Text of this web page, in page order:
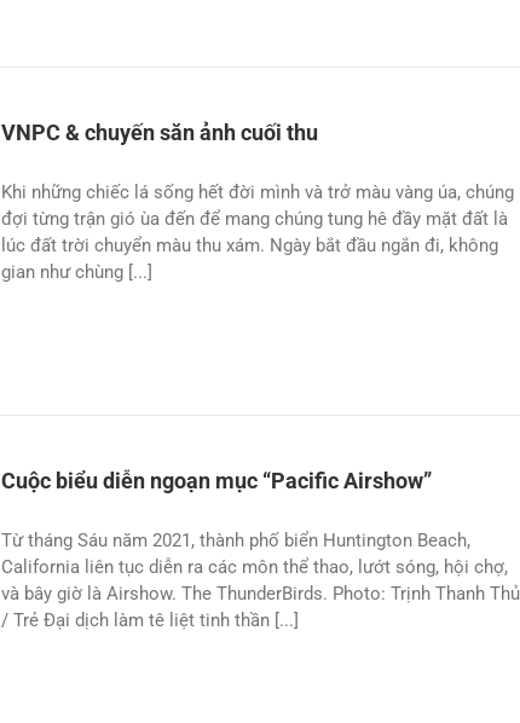
VNPC & chuyến săn ảnh cuối thu
Khi những chiếc lá sống hết đời mình và trở màu vàng úa, chúng
đợi từng trận gió ùa đến để mang chúng tung hê đầy mặt đất là
lúc đất trời chuyển màu thu xám. Ngày bắt đầu ngắn đi, không
gian như chùng [...]
Cuộc biểu diễn ngoạn mục “Pacific Airshow”
Từ tháng Sáu năm 2021, thành phố biển Huntington Beach,
California liên tục diễn ra các môn thể thao, lướt sóng, hội chợ,
và bây giờ là Airshow. The ThunderBirds. Photo: Trịnh Thanh
/ Trẻ Ðại dịch làm tê liệt tinh thần [...]